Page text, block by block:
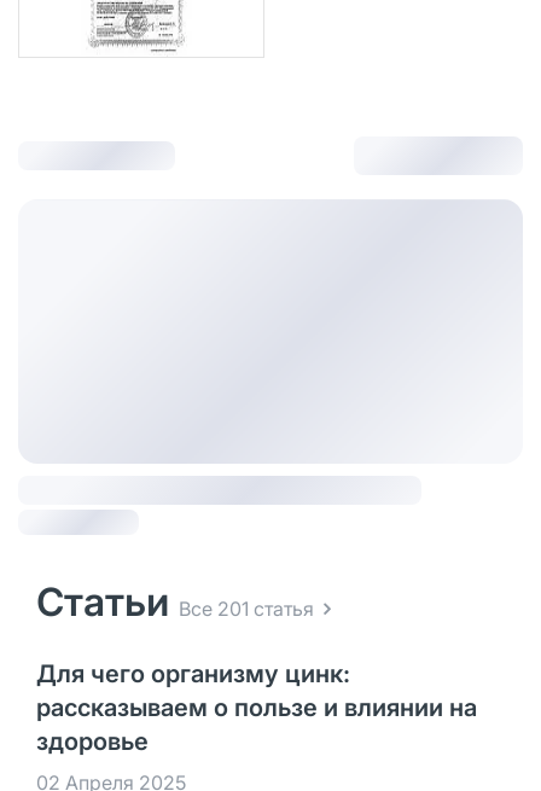
Статьи Все 201 статья
Для чего организму цинк:
рассказываем о пользе и влиянии на
здоровье
02 Апреля 2025